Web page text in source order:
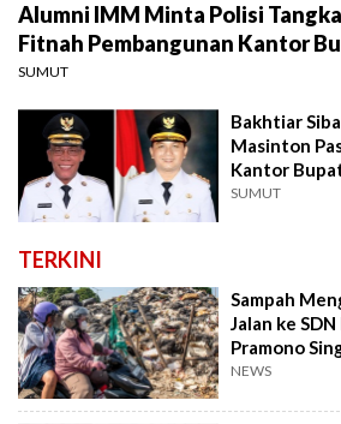
Alumni IMM Minta Polisi
Fitnah Pembangunan Kantor
SUMUT
Bakhtiar
Masinton
Kantor
Live
SUMUT
TERKINI
Sampah
Jalan ke
Pramono
Kramat Jati
NEWS